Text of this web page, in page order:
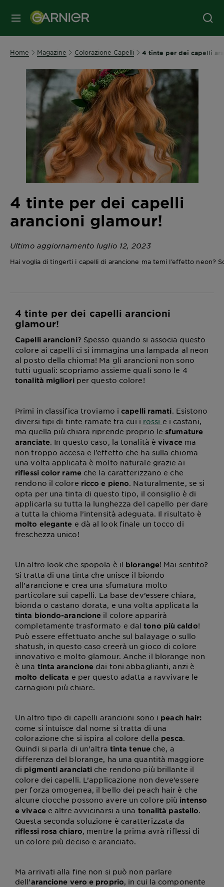
MENU
Home Magazine Colorazione Capelli 4 tinte per dei capelli
4 tinte per dei capelli
arancioni glamour!
Ultimo aggiornamento luglio 12, 2023
Hai voglia di tingerti i capelli di arancione ma temi l’effetto neon?
4 tinte per dei capelli arancioni
glamour!
Capelli arancioni? Spesso quando si associa questo
colore ai capelli ci si immagina una lampada al neon
al posto della chioma! Ma gli arancioni non sono
tutti uguali: scopriamo assieme quali sono le 4
tonalità migliori per questo colore!
Primi in classifica troviamo icapelli ramati. Esistono
diversi tipi di tinte ramate tra cui i rossi e i castani,
ma quella più chiara riprende proprio lesfumature
aranciate. In questo caso, la tonalità èvivacema
non troppo accesa e l’effetto che ha sulla chioma
una volta applicata è molto naturale grazie ai
riflessi color rameche la caratterizzano e che
rendono il colore ricco e pieno. Naturalmente, se si
opta per una tinta di questo tipo, il consiglio è di
applicarla su tutta la lunghezza del capello per dare
a tutta la chioma l’intensità adeguata. Il risultato è
molto elegante e dà al look finale un tocco di
freschezza unico!
Un altro look che spopola è il blorange! Mai sentito?
Si tratta di una tinta che unisce il biondo
all’arancione e crea una sfumatura molto
particolare sui capelli. La base dev’essere chiara,
bionda o castano dorata, e una volta applicata la
tinta biondo-arancione il colore apparirà
completamente trasformato e daltono più caldo!
Può essere effettuato anche sul balayage o sullo
shatush, in questo caso creerà un gioco di colore
innovativo e molto glamour. Anche il blorange non
è una tinta arancione dai toni abbaglianti, anzi è
molto delicata e per questo adatta a ravvivare le
carnagioni più chiare.
Un altro tipo di capelli arancioni sono i peach hair:
come si intuisce dal nome si tratta di una
colorazione che si ispira al colore della pesca.
Quindi si parla di un’altra tinta tenueche, a
differenza del blorange, ha una quantità maggiore
di pigmenti aranciati che rendono più brillante il
colore dei capelli. L’applicazione non deve’essere
per forza omogenea, il bello dei peach hair è che
alcune ciocche possono avere un colore più intenso
e vivacee altre avvicinarsi a una tonalità pastello.
Questa seconda soluzione è caratterizzata da
riflessi rosa chiaro, mentre la prima avrà riflessi di
un colore più deciso e aranciato.
Ma arrivati alla fine non si può non parlare
dell’arancione vero e proprio, in cui la componente